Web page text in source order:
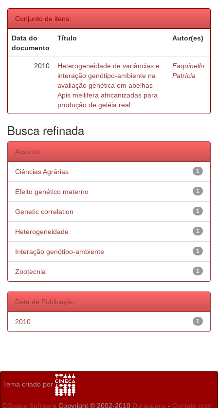
Conjunto de itens:
Data do
documento
Título Autor(es)
2010
Heterogeneidade de variâncias e
interação genótipo-ambiente na
avaliação genética em abelhas
Apis mellifera africanizadas para
produção de geléia real
Faquinello,
Patrícia
Busca refinada
Assunto
1
Ciências Agrárias
1
Efeito genético materno
1
Genetic correlation
1
Heterogeneidade
1
Interação genótipo-ambiente
1
Zootecnia
Data de Publicação
1
2010
Tema criado por
DSpace Software Copyright © 2002-2010 Duraspace - Contato com